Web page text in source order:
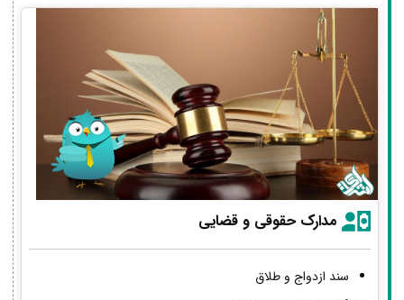
مدارک حقوقی و قضایی
سند ازدواج و طلاق